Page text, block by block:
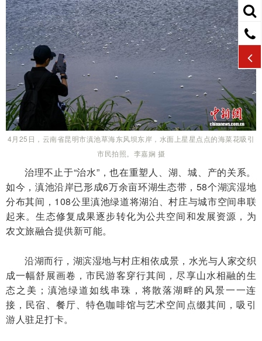
4月25日，云南省昆明市滇池草海东风坝东岸，水面上星星点点的海菜花吸引
市民拍照。李嘉娴 摄
治理不止于“治水”，也在重塑人、湖、城、产的关系。
如今，滇池沿岸已形成6万余亩环湖生态带，58个湖滨湿地
分布其间，108公里滇池绿道将湖泊、村庄与城市空间串联
起来。生态修复成果逐步转化为公共空间和发展资源，为
农文旅融合提供新可能。
沿湖而行，湖滨湿地与村庄相依成景，水光与人家交织
成一幅舒展画卷，市民游客穿行其间，尽享山水相融的生
态之美；滇池绿道如线串珠，将散落湖畔的风景一一连
接，民宿、餐厅、特色咖啡馆与艺术空间点缀其间，吸引
游人驻足打卡。